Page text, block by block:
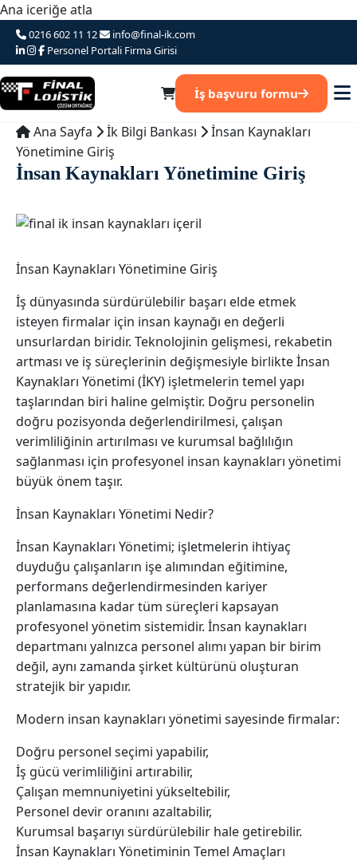
Ana iceriğe atla
0216 602 11 12
info@final-ik.com
Personel Portali Firma Girisi
İş başvuru formu
Ana Sayfa İk Bilgi Bankası
İnsan Kaynakları
Yönetimine Giriş
İnsan Kaynakları Yönetimine Giriş
İnsan Kaynakları Yönetimine Giriş
İş dünyasında sürdürülebilir başarı elde etmek
isteyen firmalar için insan kaynağı en değerli
unsurlardan biridir. Teknolojinin gelişmesi, rekabetin
artması ve iş süreçlerinin değişmesiyle birlikte İnsan
Kaynakları Yönetimi (İKY) işletmelerin temel yapı
taşlarından biri haline gelmiştir. Doğru personelin
doğru pozisyonda değerlendirilmesi, çalışan
verimliliğinin artırılması ve kurumsal bağlılığın
sağlanması için profesyonel insan kaynakları yönetimi
büyük önem taşır.
İnsan Kaynakları Yönetimi Nedir?
İnsan Kaynakları Yönetimi; işletmelerin ihtiyaç
duyduğu çalışanların işe alımından eğitimine,
performans değerlendirmesinden kariyer
planlamasına kadar tüm süreçleri kapsayan
profesyonel yönetim sistemidir. İnsan kaynakları
departmanı yalnızca personel alımı yapan bir birim
değil, aynı zamanda şirket kültürünü oluşturan
stratejik bir yapıdır.
Modern insan kaynakları yönetimi sayesinde firmalar:
Doğru personel seçimi yapabilir,
İş gücü verimliliğini artırabilir,
Çalışan memnuniyetini yükseltebilir,
Personel devir oranını azaltabilir,
Kurumsal başarıyı sürdürülebilir hale getirebilir.
İnsan Kaynakları Yönetiminin Temel Amaçları